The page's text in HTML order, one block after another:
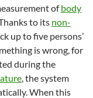
ofbody
to its non-
up to five persons’
is wrong, for
during the
, the system
When this